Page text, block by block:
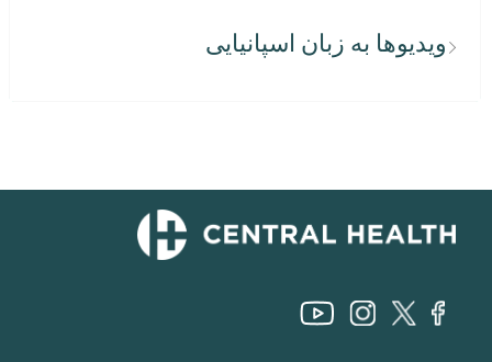
ویدیوها به زبان اسپانیایی